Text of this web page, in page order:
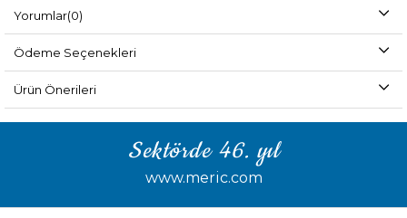
Yorumlar(0)
Ödeme Seçenekleri
Ürün Önerileri
Sektörde 46. yıl
www.meric.com